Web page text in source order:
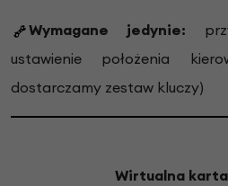
Wymagane jedynie:
ustawienie położenia
dostarczamy zestaw kluczy)
Wirtualna